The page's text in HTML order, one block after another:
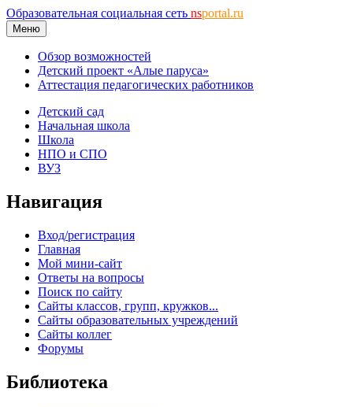
Образовательная социальная сеть nsportal.ru
Меню
Обзор возможностей
Детский проект «Алые паруса»
Аттестация педагогических работников
Детский сад
Начальная школа
Школа
НПО и СПО
ВУЗ
Навигация
Вход/регистрация
Главная
Мой мини-сайт
Ответы на вопросы
Поиск по сайту
Сайты классов, групп, кружков...
Сайты образовательных учреждений
Сайты коллег
Форумы
Библиотека